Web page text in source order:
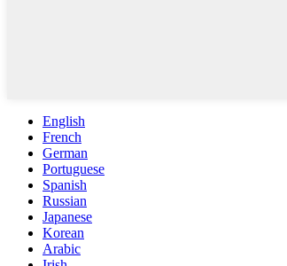
English
French
German
Portuguese
Spanish
Russian
Japanese
Korean
Arabic